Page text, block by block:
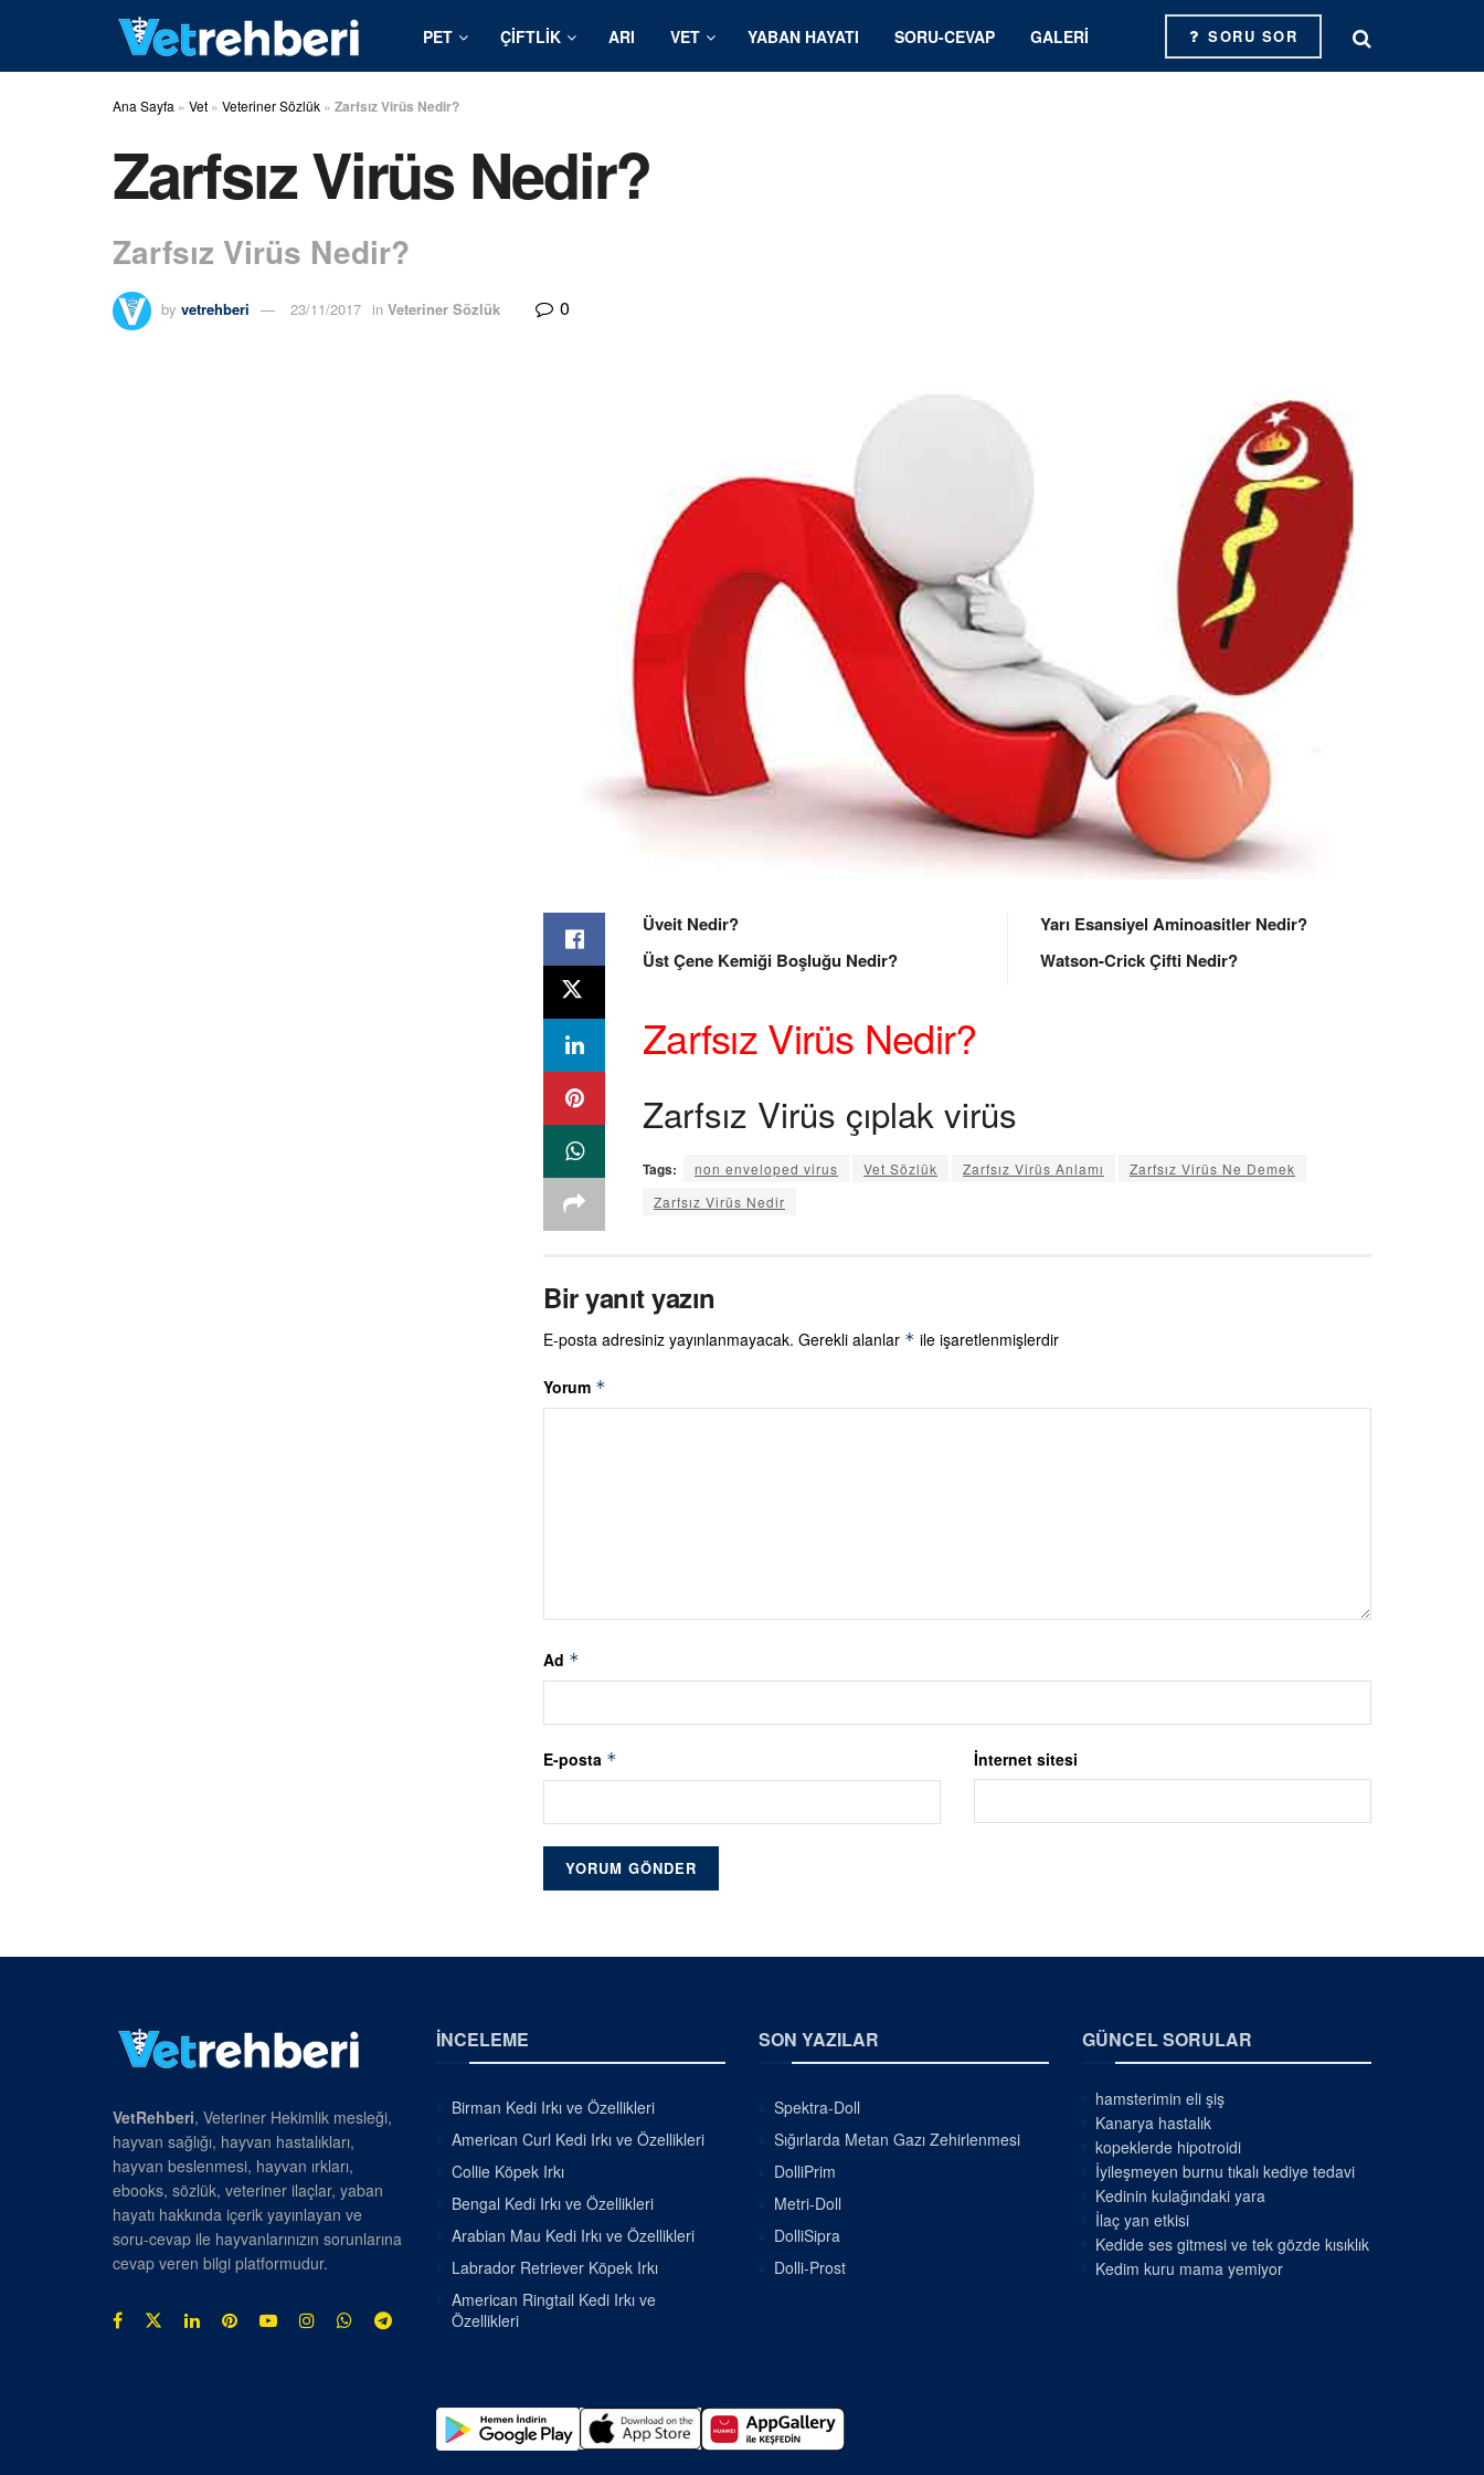
PET ÇIFTLIK ARI VET YABAN HAYATI SORU-CEVAP GALERI SORU SOR
Ana Sayfa » Vet » Veteriner Sözlük » Zarfsız Virüs Nedir?
Zarfsız Virüs Nedir?
Zarfsız Virüs Nedir?
by vetrehberi 23/11/2017 in Veteriner Sözlük 0
Üveit Nedir?
Üst Çene Kemiği Boşluğu Nedir?
Yarı Esansiyel Aminoasitler Nedir?
Watson-Crick Çifti Nedir?
Zarfsız Virüs Nedir?
Zarfsız Virüs çıplak virüs
Tags: non enveloped virus Vet Sözlük Zarfsız Virüs Anlamı
Zarfsız Virüs Ne Demek
Zarfsız Virüs Nedir
Bir yanıt yazın
E-posta adresiniz yayınlanmayacak. Gerekli alanlar * ile işaretlenmişlerdir
Yorum *
Ad *
E-posta * İnternet sitesi
VetRehberi, Veteriner Hekimlik mesleği,
hayvan sağlığı, hayvan hastalıkları,
hayvan beslenmesi, hayvan ırkları,
ebooks, sözlük, veteriner ilaçlar, yaban
hayatı hakkında içerik yayınlayan ve
soru-cevap ile hayvanlarınızın sorunlarına
cevap veren bilgi platformudur.
İNCELEME
Birman Kedi Irkı ve Özellikleri
American Curl Kedi Irkı ve Özellikleri
Collie Köpek Irkı
Bengal Kedi Irkı ve Özellikleri
Arabian Mau Kedi Irkı ve Özellikleri
Labrador Retriever Köpek Irkı
American Ringtail Kedi Irkı ve
Özellikleri
SON YAZILAR
Spektra-Doll
Sığırlarda Metan Gazı Zehirlenmesi
DolliPrim
Metri-Doll
DolliSipra
Dolli-Prost
GÜNCEL SORULAR
hamsterimin eli şiş
Kanarya hastalık
kopeklerde hipotroidi
İyileşmeyen burnu tıkalı kediye tedavi
Kedinin kulağındaki yara
İlaç yan etkisi
Kedide ses gitmesi ve tek gözde kısıklık
Kedim kuru mama yemiyor